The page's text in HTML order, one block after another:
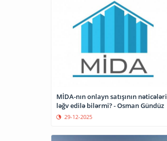
MİDA-nın onlayn satışının nəticələri
ləğv edilə bilərmi? - Osman Gündüz
29-12-2025